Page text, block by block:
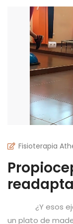
Fisioterapia
¿Y esos
un plato de